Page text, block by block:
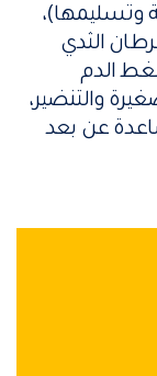
وتسليمها)،
الثدي
الدم
والتنضير،
عن بعد